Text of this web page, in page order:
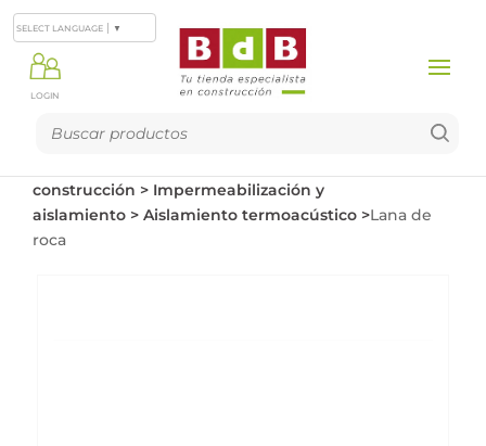
LOGIN
SELECT LANGUAGE ▼
construcción > Impermeabilización y
aislamiento > Aislamiento termoacústico >Lana de
roca